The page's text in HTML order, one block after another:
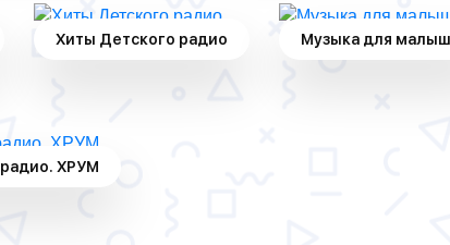
Хиты Детского радио Музыка для
ХРУМ